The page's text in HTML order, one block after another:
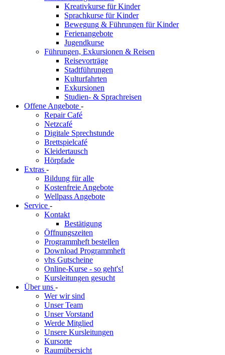
Kreativkurse für Kinder
Sprachkurse für Kinder
Bewegung & Führungen für Kinder
Ferienangebote
Jugendkurse
Führungen, Exkursionen & Reisen
Reisevorträge
Stadtführungen
Kulturfahrten
Exkursionen
Studien- & Sprachreisen
Offene Angebote -
Repair Café
Netzcafé
Digitale Sprechstunde
Brettspielcafé
Kleidertausch
Hörpfade
Extras -
Bildung für alle
Kostenfreie Angebote
Wellpass Angebote
Service -
Kontakt
Bestätigung
Öffnungszeiten
Programmheft bestellen
Download Programmheft
vhs Gutscheine
Online-Kurse - so geht's!
Kursleitungen gesucht
Über uns -
Wer wir sind
Unser Team
Unser Vorstand
Werde Mitglied
Unsere Kursleitungen
Kursorte
Raumübersicht